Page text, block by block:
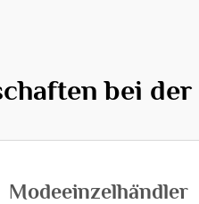
bei der
Modeeinzelhändler